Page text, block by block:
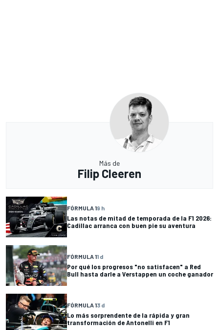
Más de
Filip Cleeren
FÓRMULA 19 h
Las notas de mitad de temporada de la F1 2026:
Cadillac arranca con buen pie su aventura
FÓRMULA 11 d
Por qué los progresos "no satisfacen" a Red
Bull hasta darle a Verstappen un coche ganador
FÓRMULA 13 d
Lo más sorprendente de la rápida y gran
transformación de Antonelli en F1